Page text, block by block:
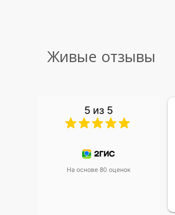
Живые отзывы
5 из 5
На основе 80 оценок
уже два раза, отличная